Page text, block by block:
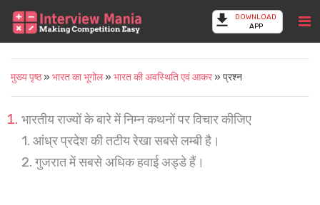
DOWNLOAD
APP
मुख्य पृष्ठ» भारत का भूगोल» भारत की अवस्थिति एवं आकर » प्रश्न
भारतीय राज्यों के बारे में निम्न कथनों पर विचार कीजिए
1. आंध्र प्रदेश की तटीय रेखा सबसे लम्बी है।
2. गुजरात में सबसे अधिक हवाई अड्डे हैं।